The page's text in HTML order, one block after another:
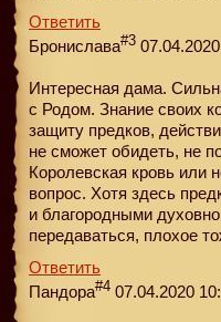
Ответить
Бронислава#3
Интересная дама.
с Родом. Знание своих
защиту предков,
не сможет обидеть, не
Королевская кровь или
вопрос. Хотя здесь
и благородными
передаваться, плохое
Ответить
Пандора#4 07.04.2020